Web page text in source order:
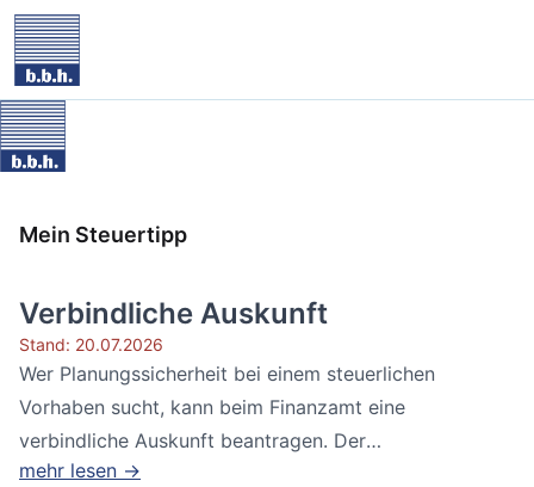
Mein Steuertipp
Verbindliche Auskunft
Stand: 20.07.2026
Wer Planungssicherheit bei einem steuerlichen
Vorhaben sucht, kann beim Finanzamt eine
verbindliche Auskunft beantragen. Der
Bundesfinanzhof...
mehr lesen →